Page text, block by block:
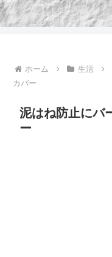
ホーム 生活
カバー
泥はね防止にバ
ー